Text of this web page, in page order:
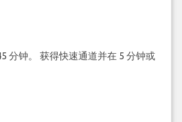
分钟。 获得快速通道并在 5 分钟或